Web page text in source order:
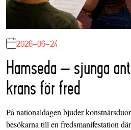
2026-06-24
Hamseda – sjunga
krans för fred
På nationaldagen bjuder
besökarna till en fredsmanifestation